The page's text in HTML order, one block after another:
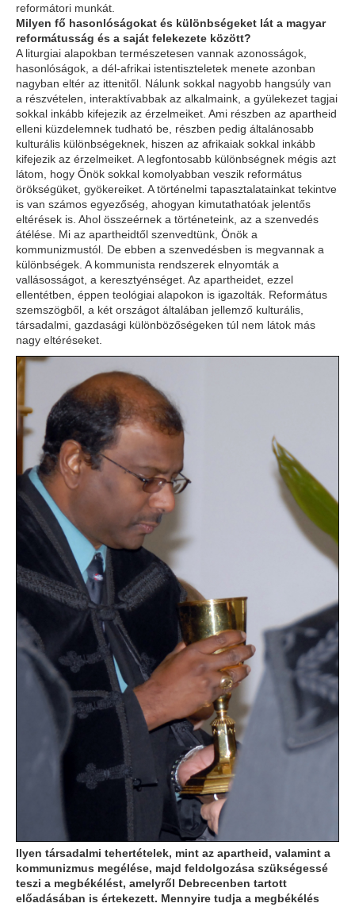
reformátori munkát.
Milyen fő hasonlóságokat és különbségeket lát a magyar
reformátusság és a saját felekezete között?
A liturgiai alapokban természetesen vannak azonosságok,
hasonlóságok, a dél-afrikai istentiszteletek menete azonban
nagyban eltér az ittenitől. Nálunk sokkal nagyobb hangsúly van
a részvételen, interaktívabbak az alkalmaink, a gyülekezet tagjai
sokkal inkább kifejezik az érzelmeiket. Ami részben az apartheid
elleni küzdelemnek tudható be, részben pedig általánosabb
kulturális különbségeknek, hiszen az afrikaiak sokkal inkább
kifejezik az érzelmeiket. A legfontosabb különbségnek mégis azt
látom, hogy Önök sokkal komolyabban veszik református
örökségüket, gyökereiket. A történelmi tapasztalatainkat tekintve
is van számos egyezőség, ahogyan kimutathatóak jelentős
eltérések is. Ahol összeérnek a történeteink, az a szenvedés
átélése. Mi az apartheidtől szenvedtünk, Önök a
kommunizmustól. De ebben a szenvedésben is megvannak a
különbségek. A kommunista rendszerek elnyomták a
vallásosságot, a keresztyénséget. Az apartheidet, ezzel
ellentétben, éppen teológiai alapokon is igazolták. Református
szemszögből, a két országot általában jellemző kulturális,
társadalmi, gazdasági különbözőségeken túl nem látok más
nagy eltéréseket.
Ilyen társadalmi tehertételek, mint az apartheid, valamint a
kommunizmus megélése, majd feldolgozása szükségessé
teszi a megbékélést, amelyről Debrecenben tartott
előadásában is értekezett. Mennyire tudja a megbékélés